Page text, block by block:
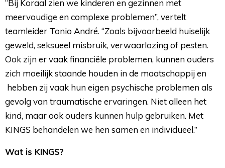
“Bij Koraal zien we kinderen en gezinnen met
meervoudige en complexe problemen”, vertelt
teamleider Tonio André. “Zoals bijvoorbeeld huiselijk
geweld, seksueel misbruik, verwaarlozing of pesten.
Ook zijn er vaak financiële problemen, kunnen ouders
zich moeilijk staande houden in de maatschappij en
hebben zij vaak hun eigen psychische problemen als
gevolg van traumatische ervaringen. Niet alleen het
kind, maar ook ouders kunnen hulp gebruiken. Met
KINGS behandelen we hen samen en individueel.”
Wat is KINGS?